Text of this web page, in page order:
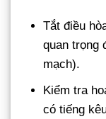
Tắt điều
quan trọng
mạch).
Kiểm tra
có tiếng